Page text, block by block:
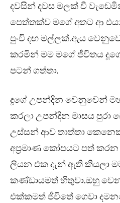
දවසින් දවස මලක් වී
පෙත්තක්ව මගේ අතට ආ එයා
පුංචි දඟ මල්ලක්.ඇය
කරමින් මම මගේ ජීවිතය
පටන් ගත්තා.
දූගේ උපන්දින වෙනුවෙන්
කරලා උපන්දින මාසය
උස්සන් ආව තාත්තා
අප්‍රමාණ කෝපයට පත්
ලියන එක දැන් ඇති කියලා
කණ්ඩායමත් හිතුවා.ඔහු
එක්කමත් ජීවිතේ ගෙවා